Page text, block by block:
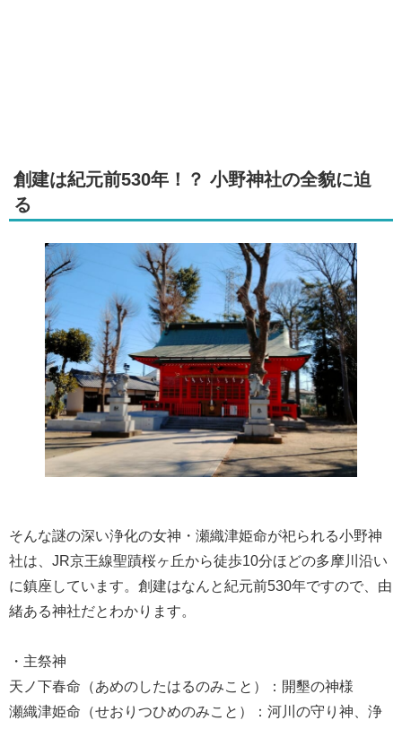
創建は紀元前530年！？ 小野神社の全貌に迫
る
そんな謎の深い浄化の女神・瀬織津姫命が祀られる小野神
社は、JR京王線聖蹟桜ヶ丘から徒歩10分ほどの多摩川沿い
に鎮座しています。創建はなんと紀元前530年ですので、由
緒ある神社だとわかります。
・主祭神
天ノ下春命（あめのしたはるのみこと）：開墾の神様
瀬織津姫命（せおりつひめのみこと）：河川の守り神、浄